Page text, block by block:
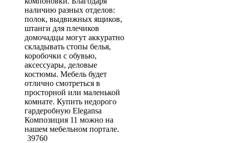
наличию разных отделов:
полок, выдвижных ящиков,
штанги для плечиков
домочадцы могут аккуратно
складывать стопы белья,
коробочки с обувью,
аксессуары, деловые
костюмы. Мебель будет
отлично смотреться в
просторной или маленькой
комнате. Купить недорого
гардеробную Elegansa
Композиция 11 можно на
нашем мебельном портале.
39760